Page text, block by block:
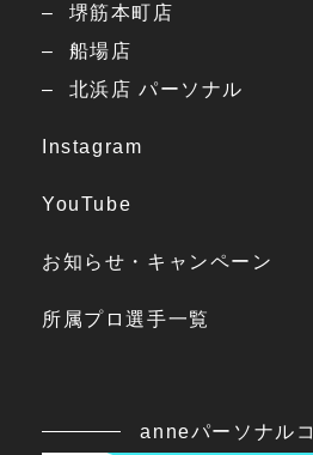
堺筋本町店
船場店
北浜店 パーソナル
Instagram
YouTube
お知らせ・キャンペーン
所属プロ選手一覧
anneパーソナル